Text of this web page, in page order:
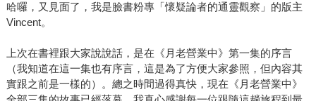
哈囉，又見面了，我是臉書粉專「懷疑論者的通靈觀察」的版主
Vincent。
上次在書裡跟大家說說話，是在《月老營業中》第一集的序言
（我知道在這一集也有序言，這是為了方便大家參照，但內容其
實跟之前是一樣的）。總之時間過得真快，現在《月老營業中》